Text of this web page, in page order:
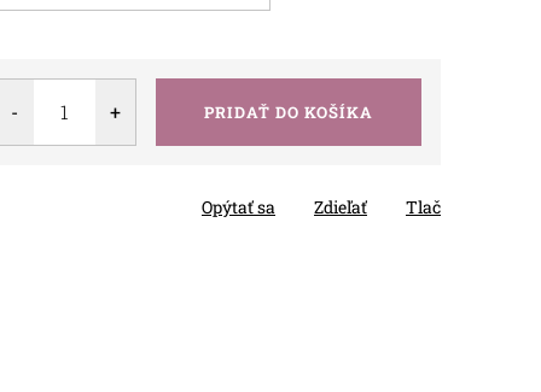
PRIDAŤ DO KOŠÍKA
Tlač
Opýtať sa Zdieľať